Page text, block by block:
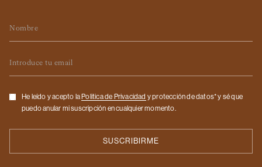
Checkbox
He leído y acepto la Politica de Privacidad y protección de datos* y sé que
puedo anular mi suscripción en cualquier momento.